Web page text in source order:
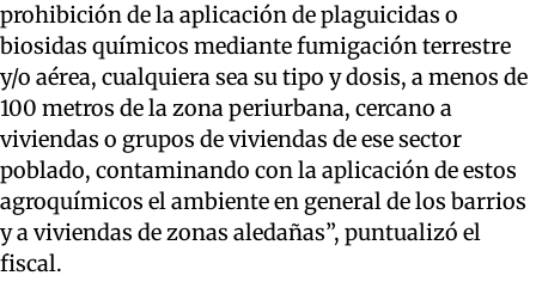
prohibición de la aplicación de plaguicidas o
biosidas químicos mediante fumigación terrestre
y/o aérea, cualquiera sea su tipo y dosis, a menos de
100 metros de la zona periurbana, cercano a
viviendas o grupos de viviendas de ese sector
poblado, contaminando con la aplicación de estos
agroquímicos el ambiente en general de los barrios
y a viviendas de zonas aledañas”, puntualizó el
fiscal.